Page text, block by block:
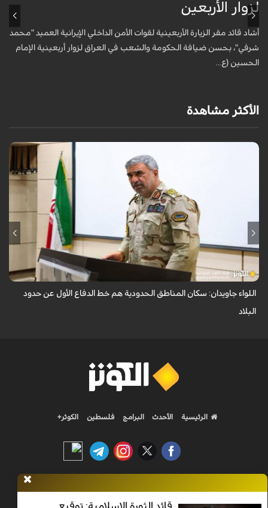
لزوار الأربعين
أشاد قائد مقر الزيارة الأربعينية لقوات الأمن الداخلي الإيرانية العميد "محمد
شرفي"، بحسن ضيافة الحكومة والشعب في العراق لزوار أربعينية الإمام
الحسين (ع...
الأكثر مشاهدة
أكد قائد قوات حرس الحدود في قيادة قوى الأمن الداخلي الإيرانية (فراجا)، اللواء
علي أكبر جاويدان، أن حدود الجمهورية الإسلامية الإيرانية تُصان بعزة واقتد...
اللواء جاويدان: سكان المناطق الحدودية هم خط الدفاع الأول عن حدود
البلاد
الرئيسية الأحدث البرامج فلسطين الكوثر+
Nilesat 11900 V | Badr 8 11747 V | Badr5 12284 V